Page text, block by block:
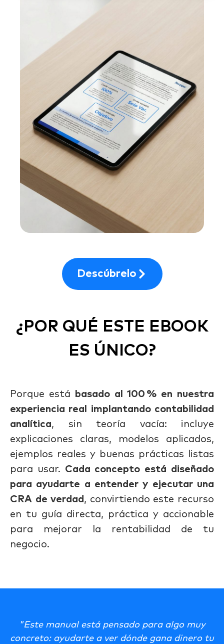
Descúbrelo
¿POR QUÉ ESTE EBOOK
ES ÚNICO?
Porque está
basado al 100 % en nuestra
experiencia real implantando contabilidad
analítica, sin teoría vacía: incluye
explicaciones claras, modelos aplicados,
ejemplos reales y buenas prácticas listas
para usar. Cada concepto está diseñado
para ayudarte a entender y ejecutar una
CRA de verdad , convirtiendo este recurso
en tu guía directa, práctica y accionable
para mejorar la rentabilidad de tu
negocio.
"Este manual está pensado para algo muy
concreto: ayudarte a ver dónde gana dinero tu